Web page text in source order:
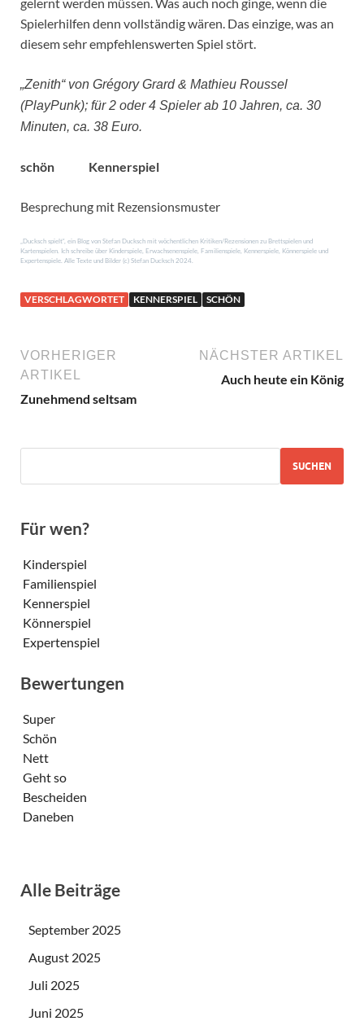
Spielerhilfen denn vollständig wären. Das einzige, was an
diesem sehr empfehlenswerten Spiel stört.
„Zenith“ von Grégory Grard & Mathieu Roussel
(PlayPunk); für 2 oder 4 Spieler ab 10 Jahren, ca. 30
Minuten, ca. 38 Euro.
schön Kennerspiel
Besprechung mit Rezensionsmuster
„Ducksch spielt“, ein Blog von Stefan Ducksch mit wöchentlichen Kritiken/Rezensionen zu Brettspielen und
Kartenspielen. Ich schreibe über Kinderspiele, Erwachsenenspiele, Familienspiele, Kennerspiele, Könnerspiele und
Expertenspiele. Alle Texte und Bilder (c) Stefan Ducksch 2024.
VERSCHLAGWORTET KENNERSPIEL SCHÖN
VORHERIGER
ARTIKEL
Zunehmend seltsam
NÄCHSTER ARTIKEL
Auch heute ein König
SUCHEN
Für wen?
Kinderspiel
Familienspiel
Kennerspiel
Könnerspiel
Expertenspiel
Bewertungen
Super
Schön
Nett
Geht so
Bescheiden
Daneben
Alle Beiträge
September 2025
August 2025
Juli 2025
Juni 2025